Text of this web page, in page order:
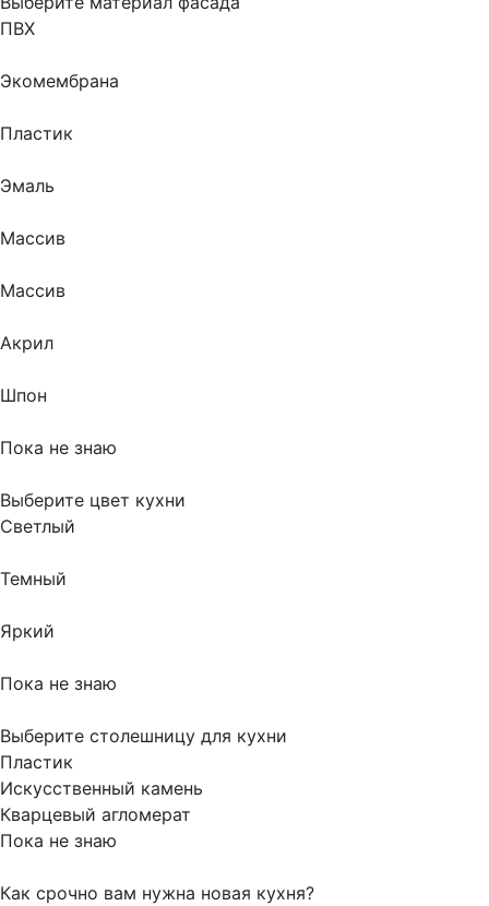
ПВХ
Экомембрана
Пластик
Эмаль
Массив
Массив
Акрил
Шпон
Пока не знаю
Выберите цвет кухни
Светлый
Темный
Яркий
Пока не знаю
Выберите столешницу для кухни
Пластик
Искусственный камень
Кварцевый агломерат
Пока не знаю
Как срочно вам нужна новая кухня?